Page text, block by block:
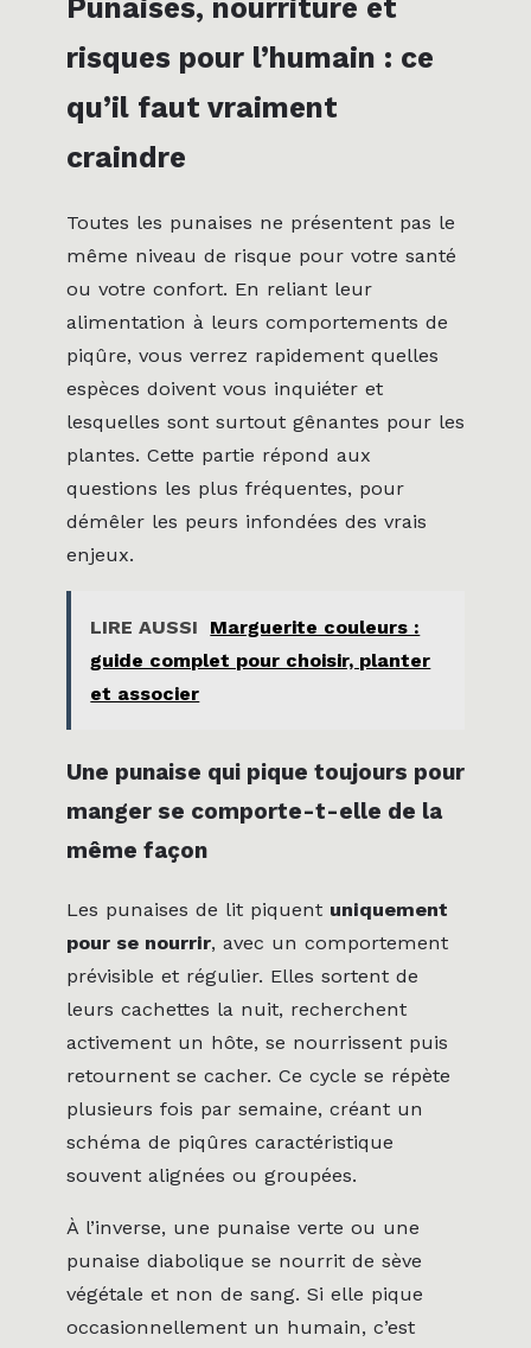
Punaises, nourriture et
risques pour l’humain : ce
qu’il faut vraiment
craindre
Toutes les punaises ne présentent pas le
même niveau de risque pour votre santé
ou votre confort. En reliant leur
alimentation à leurs comportements de
piqûre, vous verrez rapidement quelles
espèces doivent vous inquiéter et
lesquelles sont surtout gênantes pour les
plantes. Cette partie répond aux
questions les plus fréquentes, pour
démêler les peurs infondées des vrais
enjeux.
LIRE AUSSI
Marguerite couleurs :
guide complet pour choisir, planter
et associer
Une punaise qui pique toujours pour
manger se comporte-t-elle de la
même façon
Les punaises de lit piquent uniquement
pour se nourrir, avec un comportement
prévisible et régulier. Elles sortent de
leurs cachettes la nuit, recherchent
activement un hôte, se nourrissent puis
retournent se cacher. Ce cycle se répète
plusieurs fois par semaine, créant un
schéma de piqûres caractéristique
souvent alignées ou groupées.
À l’inverse, une punaise verte ou une
punaise diabolique se nourrit de sève
végétale et non de sang. Si elle pique
occasionnellement un humain, c’est